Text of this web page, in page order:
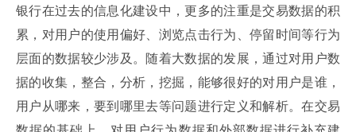
银行在过去的信息化建设中，更多的注重是交易数据的积
累，对用户的使用偏好、浏览点击行为、停留时间等行为
层面的数据较少涉及。随着大数据的发展，通过对用户数
据的收集，整合，分析，挖掘，能够很好的对用户是谁，
用户从哪来，要到哪里去等问题进行定义和解析。在交易